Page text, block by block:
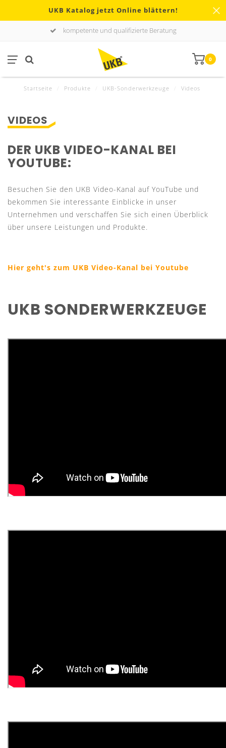
UKB Katalog jetzt Online blättern!
kompetente und qualifizierte Beratung
0
Startseite Produkte UKB-Sonderwerkzeuge Videos
VIDEOS
DER UKB VIDEO-KANAL BEI
YOUTUBE:
Besuchen Sie den UKB Video-Kanal auf YouTube und
bekommen Sie interessante Einblicke in unser
Unternehmen und verschaffen Sie sich einen Überblick
über unsere Leistungen und Produkte.
Hier geht's zum UKB Video-Kanal bei Youtube
UKB SONDERWERKZEUGE